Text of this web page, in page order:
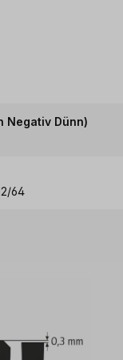
Negativ Dünn)
64